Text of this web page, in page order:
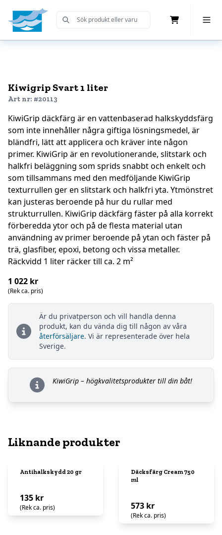
Home Submit Search
Kiwigrip Svart 1 liter
Art nr: #20113
KiwiGrip däckfärg är en vattenbaserad halkskyddsfärg
som inte innehåller några giftiga lösningsmedel, är
bländfri, lätt att applicera och kräver inte någon
primer. KiwiGrip är en revolutionerande, slitstark och
halkfri beläggning som sprids snabbt och enkelt och
som tillsammans med den medföljande KiwiGrip
texturrullen ger en slitstark och halkfri yta. Ytmönstret
kan justeras beroende på hur du rullar med
strukturrullen. KiwiGrip däckfärg fäster på alla korrekt
förberedda ytor och på de flesta material utan
användning av primer beroende på ytan och fäster på
trä, glasfiber, epoxi, betong och vissa metaller.
Räckvidd 1 liter räcker till ca. 2 m²
1 022 kr
(Rek ca. pris)
Är du privatperson och vill handla denna
produkt, kan du vända dig till någon av våra
återförsäljare. Vi är representerade över hela
Sverige.
KiwiGrip – högkvalitetsprodukter till din båt!
Liknande produkter
Antihalkskydd 20 gr
135 kr
(Rek ca. pris)
Däcksfärg Cream 750
ml
573 kr
(Rek ca. pris)